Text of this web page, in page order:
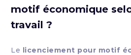
motif économique
travail ?
Le licenciement pour motif